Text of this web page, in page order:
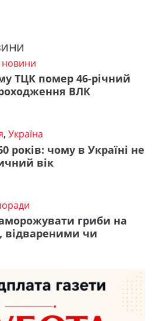
ТЦК помер 46-річний
ВЛК
, Україна
років: чому в Україні не
вік
гриби на
чи